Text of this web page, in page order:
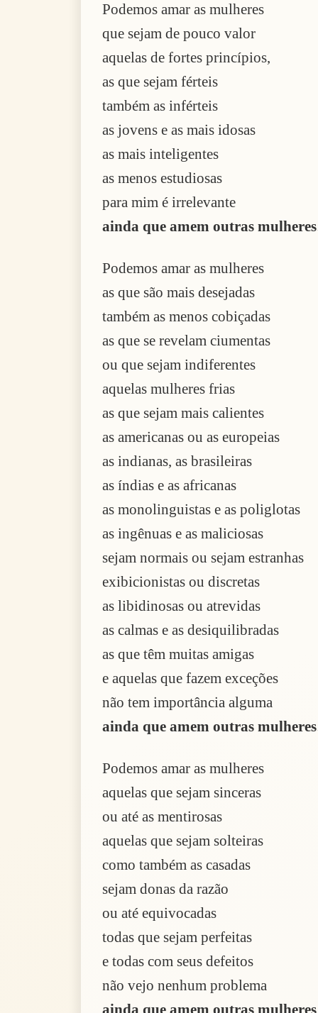
Podemos amar as mulheres
que sejam de pouco valor
aquelas de fortes princípios,
as que sejam férteis
também as inférteis
as jovens e as mais idosas
as mais inteligentes
as menos estudiosas
para mim é irrelevante
ainda que amem outras
Podemos amar as mulheres
as que são mais desejadas
também as menos cobiçadas
as que se revelam ciumentas
ou que sejam indiferentes
aquelas mulheres frias
as que sejam mais calientes
as americanas ou as europeias
as indianas, as brasileiras
as índias e as africanas
as monolinguistas e as poliglotas
as ingênuas e as maliciosas
sejam normais ou sejam estranhas
exibicionistas ou discretas
as libidinosas ou atrevidas
as calmas e as desiquilibradas
as que têm muitas amigas
e aquelas que fazem exceções
não tem importância alguma
ainda que amem outras
Podemos amar as mulheres
aquelas que sejam sinceras
ou até as mentirosas
aquelas que sejam solteiras
como também as casadas
sejam donas da razão
ou até equivocadas
todas que sejam perfeitas
e todas com seus defeitos
não vejo nenhum problema